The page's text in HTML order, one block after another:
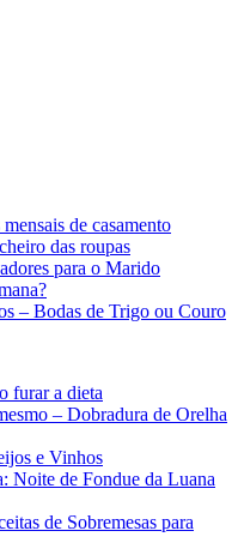
de casamento
das roupas
para o Marido
– Bodas de Trigo ou Couro
furar a dieta
– Dobradura de Orelha
e Vinhos
Noite de Fondue da Luana
de Sobremesas para